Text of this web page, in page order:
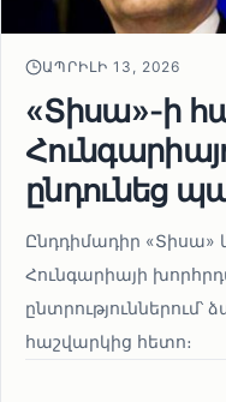
ԱՊՐԻԼԻ 13, 2026
«Տիսա»-ի
ընդունեց
Ընդդիմադիր «Տիսա»
Հունգարիայի
ընտրություններում՝
հաշվարկից հետո։